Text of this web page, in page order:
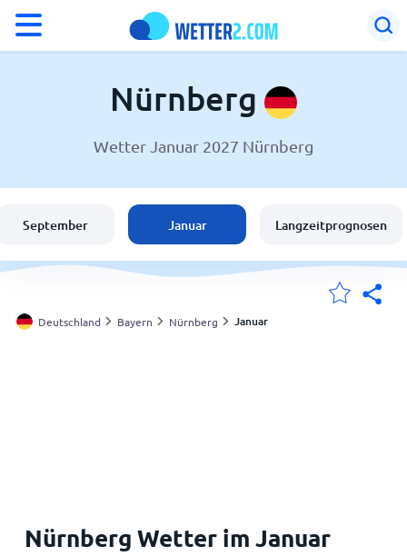
Wetter in Nürnberg
Schweiz
Österreich
Nürnberg
Wetter Januar 2027 Nürnberg
September Januar Langzeitprognosen
Deutschland Bayern Nürnberg Januar
Nürnberg Wetter im Januar